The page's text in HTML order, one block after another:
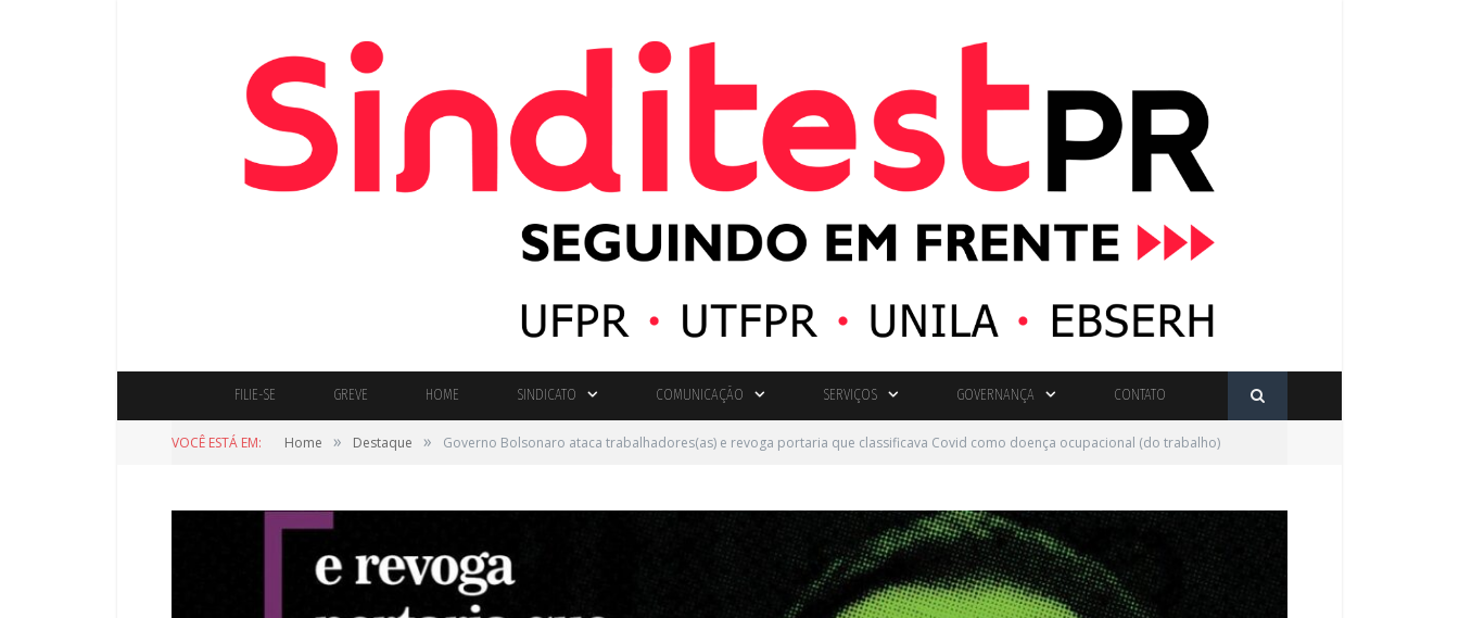
FILIE-SE GREVE HOME SINDICATO COMUNICAÇÃO SERVIÇOS GOVERNANÇA CONTATO
VOCÊ ESTÁ EM: Home » Destaque » Governo Bolsonaro ataca trabalhadores(as) e revoga portaria que classificava Covid como doença ocupacional (do trabalho)